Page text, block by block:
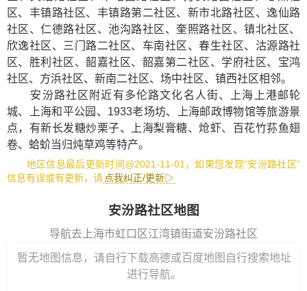
区、丰镇路社区、丰镇路第二社区、新市北路社区、逸仙路
社区、仁德路社区、池沟路社区、奎照路社区、镇北社区、
欣逸社区、三门路二社区、车南社区、春生社区、沽源路社
区、胜利社区、韶嘉社区、韶嘉第二社区、学府社区、宝鸿
社区、方浜社区、新南二社区、场中社区、镇西社区相邻。
安汾路社区附近有多伦路文化名人街、
上海上港邮轮
城、 上海和平公园 、 1933老场坊、 上海邮政博物馆等旅游景
点，有新长发糖炒栗子、 上海梨膏糖、炝虾、 百花竹荪鱼翅
卷、 蛤蚧当归炖草鸡等特产。
地区信息最后更新时间@2021-11-01，如果您发现“安汾路社区”
信息有误或有更新，请 点我纠正/更新▷
安汾路社区地图
导航去上海市虹口区江湾镇街道安汾路社区
暂无地图信息，请自行下载高德或百度地图自行搜索地址
进行导航。